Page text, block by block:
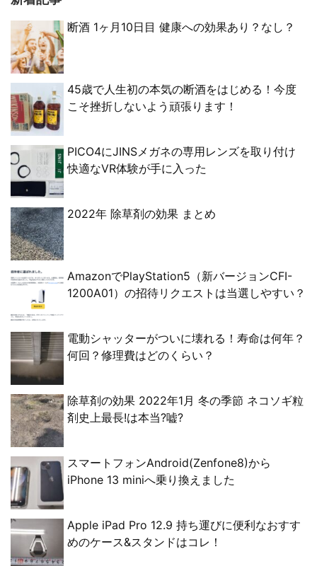
断酒 1ヶ月10日目 健康への効果あり？なし？
45歳で人生初の本気の断酒をはじめる！今度
こそ挫折しないよう頑張ります！
PICO4にJINSメガネの専用レンズを取り付け
快適なVR体験が手に入った
2022年 除草剤の効果 まとめ
AmazonでPlayStation5（新バージョンCFI-
1200A01）の招待リクエストは当選しやすい？
電動シャッターがついに壊れる！寿命は何年？
何回？修理費はどのくらい？
除草剤の効果 2022年1月 冬の季節 ネコソギ粒
剤史上最長!は本当?嘘?
スマートフォンAndroid(Zenfone8)から
iPhone 13 miniへ乗り換えました
Apple iPad Pro 12.9 持ち運びに便利なおすす
めのケース&スタンドはコレ！